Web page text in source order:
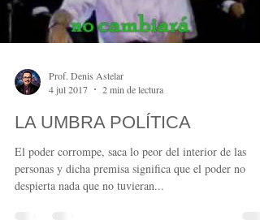
Prof. Denis Astelar
4 jul 2017
2 min de lectura
LA UMBRA POLÍTICA
El poder corrompe, saca lo peor del interior de las
personas y dicha premisa significa que el poder no
despierta nada que no tuvieran...